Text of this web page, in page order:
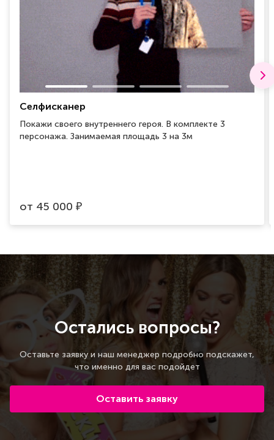
Селфисканер
Покажи своего внутреннего героя. В комплекте 3
персонажа. Занимаемая площадь 3 на 3м
от 45 000 ₽
Остались вопросы?
Оставьте заявку и наш менеджер подробно подскажет,
что именно для вас подойдет
Оставить заявку